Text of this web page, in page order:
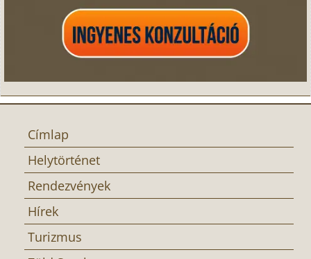
Címlap
Helytörténet
Rendezvények
Hírek
Turizmus